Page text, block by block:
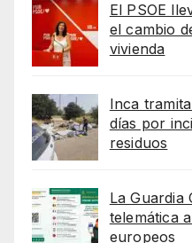
El PSOE
el cambio
vivienda
Inca
días por
residuos
La Guardia
telemática
europeos